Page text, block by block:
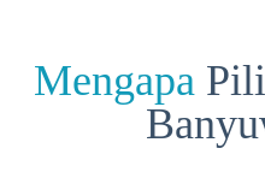
Mengapa